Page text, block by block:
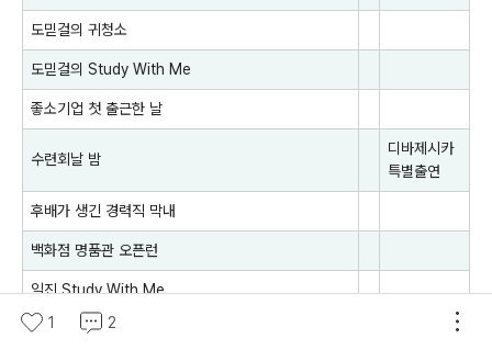
도믿걸의 귀청소
도믿걸의 Study With Me
좋소기업 첫 출근한 날
수련회날 밤
디바제시카
특별출연
후배가 생긴 경력직 막내
백화점 명품관 오픈런
일진 Study With Me
무척 조심스러운 네일샵 직원
1 2